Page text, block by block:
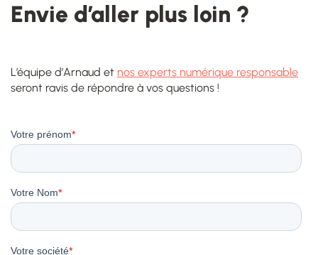
Envie d’aller plus loin ?
L’équipe d’Arnaud et nos experts numérique responsable
seront ravis de répondre à vos questions !